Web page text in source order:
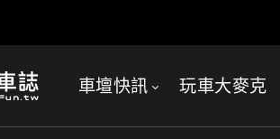
車壇快訊 玩車大麥克